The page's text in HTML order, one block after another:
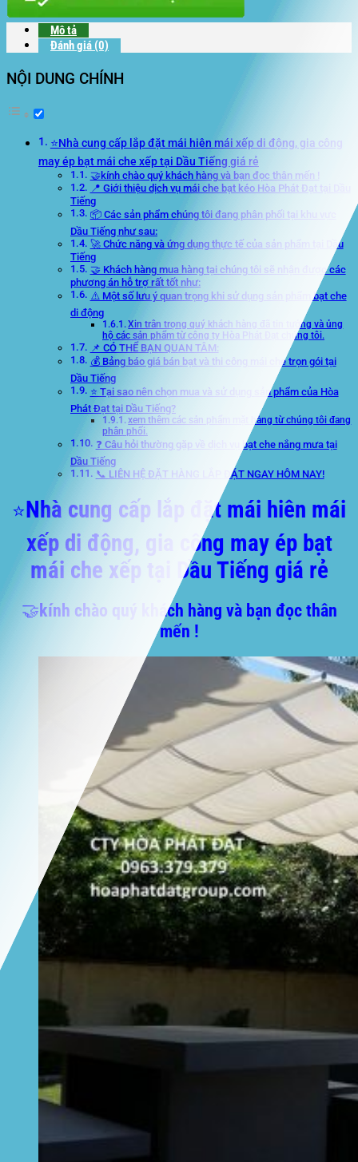
Mô tả
Đánh giá (0)
NỘI DUNG CHÍNH
⭐Nhà cung cấp lắp đặt mái hiên mái xếp di động, gia công
may ép bạt mái che xếp tại Dầu Tiếng giá rẻ
🤝kính chào quý khách hàng và bạn đọc thân mến !
📍 Giới thiệu dịch vụ mái che bạt kéo Hòa Phát Đạt tại Dầu
Tiếng
📦 Các sản phẩm chúng tôi đang phân phối tại khu vực
Dầu Tiếng như sau:
🚀 Chức năng và ứng dụng thực tế của sản phẩm tại Dầu
Tiếng
🤝 Khách hàng mua hàng tại chúng tôi sẽ nhận được các
phương án hỗ trợ rất tốt như:
⚠️ Một số lưu ý quan trọng khi sử dụng sản phẩm bạt che
di động
Xin trân trọng quý khách hàng đã tin tưởng và ủng
hộ các sản phẩm từ công ty Hòa Phát Đạt chúng tôi.
📌 CÓ THỂ BẠN QUAN TÂM:
💰 Bảng báo giá bán bạt và thi công mái che trọn gói tại
Dầu Tiếng
⭐ Tại sao nên chọn mua và sử dụng sản phẩm của Hòa
Phát Đạt tại Dầu Tiếng?
xem thêm các sản phẩm mặt hàng từ chúng tôi đang
phân phối.
❓ Câu hỏi thường gặp về dịch vụ bạt che nắng mưa tại
Dầu Tiếng
📞 LIÊN HỆ ĐẶT HÀNG LẮP ĐẶT NGAY HÔM NAY!
⭐Nhà cung cấp lắp đặt mái hiên mái
xếp di động, gia công may ép bạt
mái che xếp tại Dầu Tiếng giá rẻ
🤝kính chào quý khách hàng và bạn đọc thân
mến !